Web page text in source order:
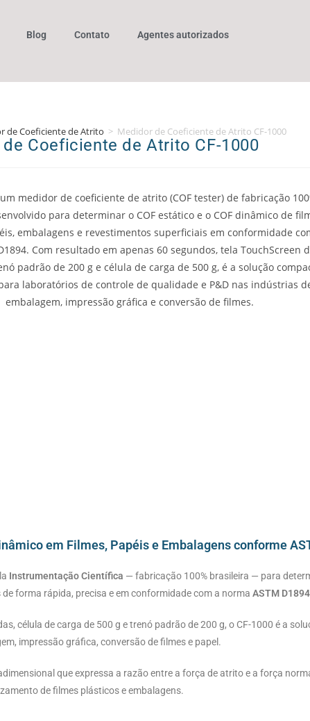
Blog Contato Agentes autorizados
de Coeficiente de Atrito > Medidor de Coeficiente de Atrito CF-1000
Coeficiente de Atrito CF-1000
um medidor de coeficiente de atrito (COF tester) de fabricação
para determinar o COF estático e o COF dinâmico de
embalagens e revestimentos superficiais em conformidade
Com resultado em apenas 60 segundos, tela TouchScreen
padrão de 200 g e célula de carga de 500 g, é a solução
laboratórios de controle de qualidade e P&D nas indústrias
embalagem, impressão gráfica e conversão de filmes.
em Filmes, Papéis e Embalagens conforme
Instrumentação Científica — fabricação 100% brasileira — para
forma rápida, precisa e em conformidade com a norma ASTM D1894
célula de carga de 500 g e trenó padrão de 200 g, o CF-1000 é a
impressão gráfica, conversão de filmes e papel.
que expressa a razão entre a força de atrito e a força
de filmes plásticos e embalagens.